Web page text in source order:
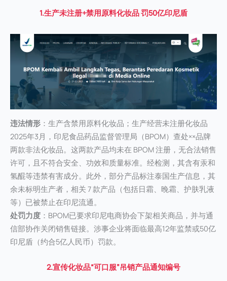
1.生产未注册+禁用原料化妆品 罚50亿印尼盾
违法情形 ：生产含禁用原料化妆品；生产经营未注册化妆品
2025年3月，印尼食品药品监督管理局（BPOM）查处××品牌
两款非法化妆品。这两款产品均未在 BPOM 注册，无合法销售
许可，且不符合安全、功效和质量标准。经检测，其含有汞和
氢醌等违禁有害成分。此外，部分产品标注泰国生产信息，其
余未标明生产者，相关 7 款产品（包括日霜、晚霜、护肤乳液
等）已被禁止在印尼流通。
处罚力度 ：BPOM已要求印尼电商协会下架相关商品，并与通
信部协作关闭销售链接。涉事企业将面临最高12年监禁或50亿
印尼盾（约合5亿人民币）罚款。
2.宣传化妆品“可口服”吊销产品通知编号